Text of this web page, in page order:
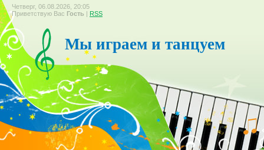
Четверг, 06.08.2026, 20:05
Приветствую Вас Гость | RSS
Мы играем и танцуем